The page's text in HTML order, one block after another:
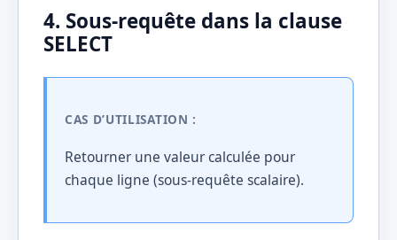
4. Sous-requête dans la clause
SELECT
CAS D’UTILISATION :
Retourner une valeur calculée pour
chaque ligne (sous-requête scalaire).